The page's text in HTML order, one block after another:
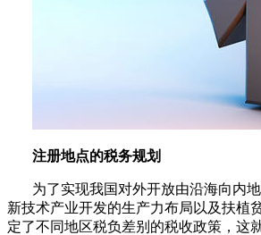
注册地点的税务规划
为了实现我国对外开放由沿海向内
新技术产业开发的生产力布局以及扶植
定了不同地区税负差别的税收政策，这